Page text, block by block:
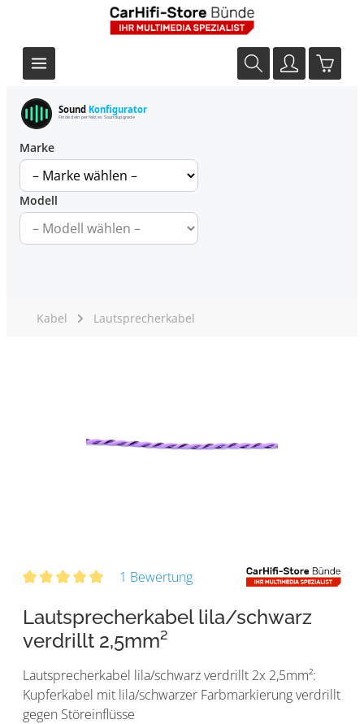
Sound Konfigurator
Finde dein perfektes Soundupgrade
Marke
Modell
Kabel Lautsprecherkabel
1 Bewertung
Lautsprecherkabel lila/schwarz
verdrillt 2,5mm²
Lautsprecherkabel lila/schwarz verdrillt 2x 2,5mm²:
Kupferkabel mit lila/schwarzer Farbmarkierung verdrillt
gegen Störeinflüsse